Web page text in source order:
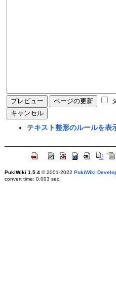
テキスト整形のルールを表
PukiWiki 1.5.4© 2001-2022 PukiWiki
convert time: 0.003 sec.